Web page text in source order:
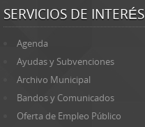
SERVICIOS DE INTERÉS
Agenda
Ayudas y Subvenciones
Archivo Municipal
Bandos y Comunicados
Oferta de Empleo Público